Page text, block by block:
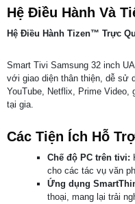
Hệ Điều Hành Và
Hệ Điều Hành Tizen™ Trực
Smart Tivi Samsung 32 inch
với giao diện thân thiện, dễ sử
YouTube, Netflix, Prime
tại gia.
Các Tiện Ích Hỗ
Chế độ PC trên tivi:
cho các tác vụ văn
Ứng dụng
thoại, mang lại trải